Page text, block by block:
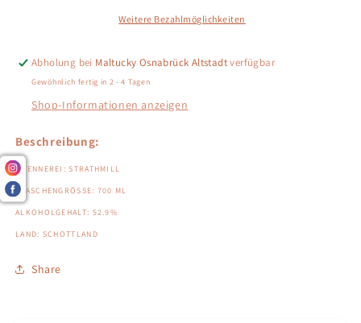
Julien
Cask
Finish
Julien
Wine
Cask
Finish
Weitere Bezahlmöglichkeiten
Abholung bei Maltucky Osnabrück Altstadtverfügbar
Gewöhnlich fertig in 2 - 4 Tagen
Shop-Informationen anzeigen
Beschreibung:
BRENNEREI: STRATHMILL
FLASCHENGRÖSSE: 700 ML
ALKOHOLGEHALT: 52.9%
LAND: SCHOTTLAND
Share